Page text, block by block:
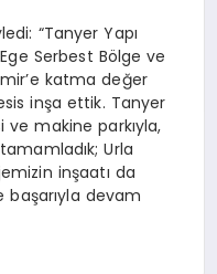
“Tanyer Yapı
Serbest Bölge ve
katma değer
inşa ettik. Tanyer
ve makine parkıyla,
Urla
inşaatı da
devam